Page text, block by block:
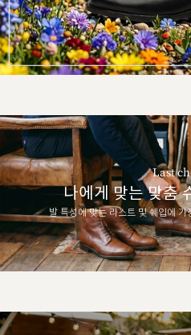
Last
나에게 맞는 맞춤
발 특성에 맞는 라스트 및 쉐입에